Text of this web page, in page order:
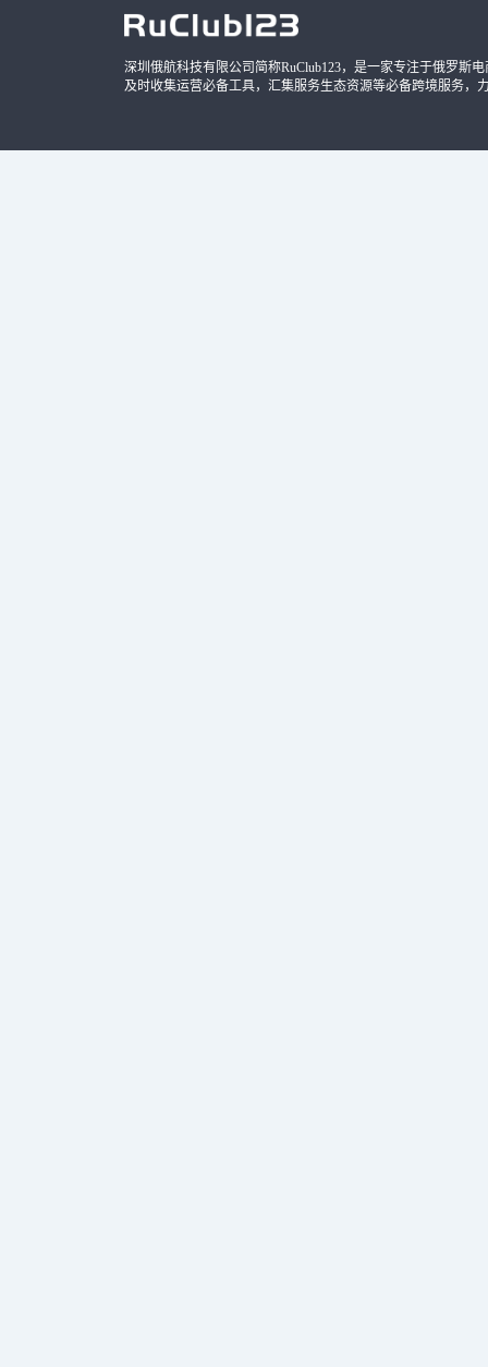
深圳俄航科技有限公司简称RuClub123，是一家专注于俄罗斯
及时收集运营必备工具，汇集服务生态资源等必备跨境服务，